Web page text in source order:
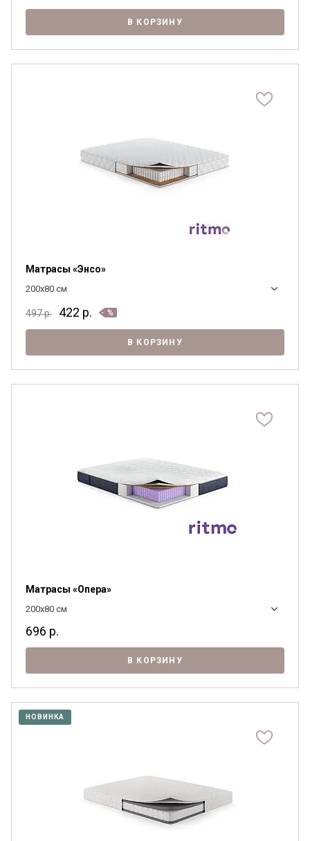
В КОРЗИНУ
Матрасы «Энсо»
200x80 см
497р. 422 р.
В КОРЗИНУ
Матрасы «Опера»
200x80 см
696 р.
В КОРЗИНУ
НОВИНКА